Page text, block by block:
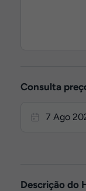
Consulta
Descrição do